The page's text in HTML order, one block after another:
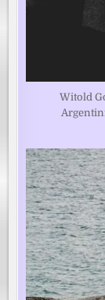
Witold